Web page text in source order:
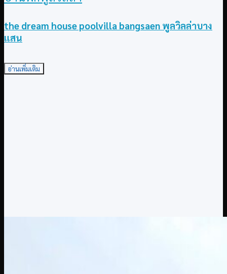
the dream house poolvilla bangsaen พูลวิลล่าบาง
แสน
อ่านเพิ่มเติม